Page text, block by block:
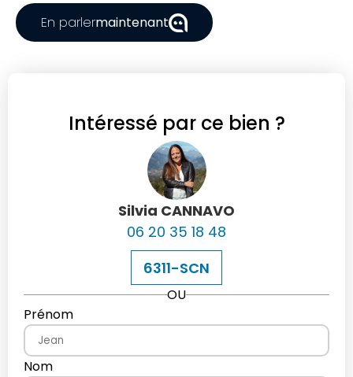
En parlermaintenant
Intéressé par ce bien ?
Silvia CANNAVO
06 20 35 18 48
6311-SCN
OU
Prénom
Nom